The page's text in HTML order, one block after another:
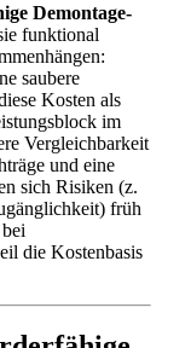
Demontage-
funktional
saubere
Kosten als
im
Vergleichbarkeit
und eine
sich Risiken (z.
früh
die Kostenbasis